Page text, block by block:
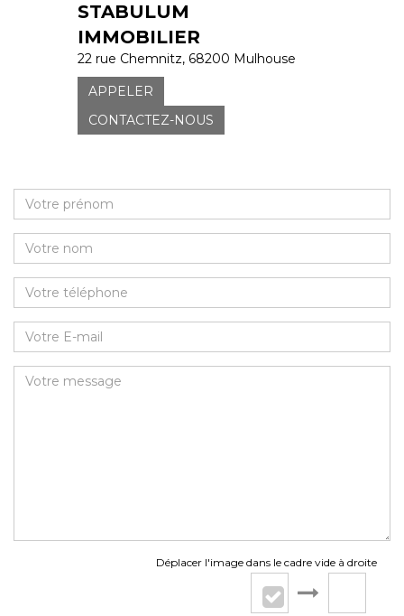
STABULUM
IMMOBILIER
22 rue Chemnitz, 68200 Mulhouse
APPELER
CONTACTEZ-NOUS
Déplacer l'image dans le cadre vide à droite